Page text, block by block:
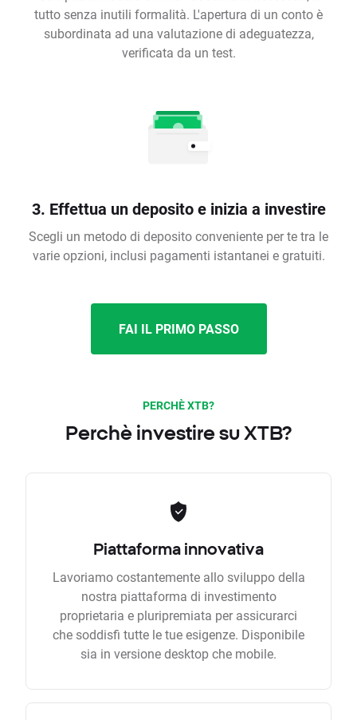
tutto senza inutili formalità. L'apertura di un conto è
subordinata ad una valutazione di adeguatezza,
verificata da un test.
3. Effettua un deposito e inizia a investire
Scegli un metodo di deposito conveniente per te tra le
varie opzioni, inclusi pagamenti istantanei e gratuiti.
FAI IL PRIMO PASSO
PERCHÈ XTB?
Perchè investire su XTB?
Piattaforma innovativa
Lavoriamo costantemente allo sviluppo della
nostra piattaforma di investimento
proprietaria e pluripremiata per assicurarci
che soddisfi tutte le tue esigenze. Disponibile
sia in versione desktop che mobile.